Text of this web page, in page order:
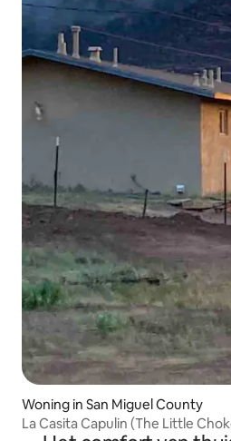
Woning in San Miguel County
La Casita Capulin (The Little